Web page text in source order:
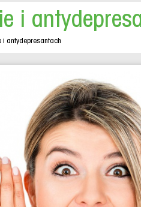
i
i antydepresantach